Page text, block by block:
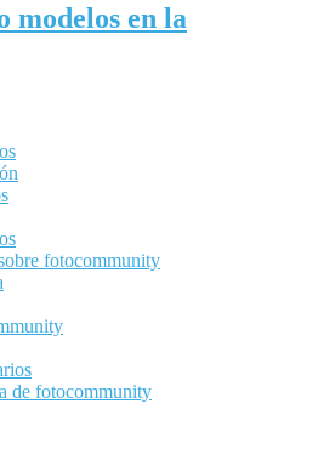
modelos en la
fotocommunity
de fotocommunity